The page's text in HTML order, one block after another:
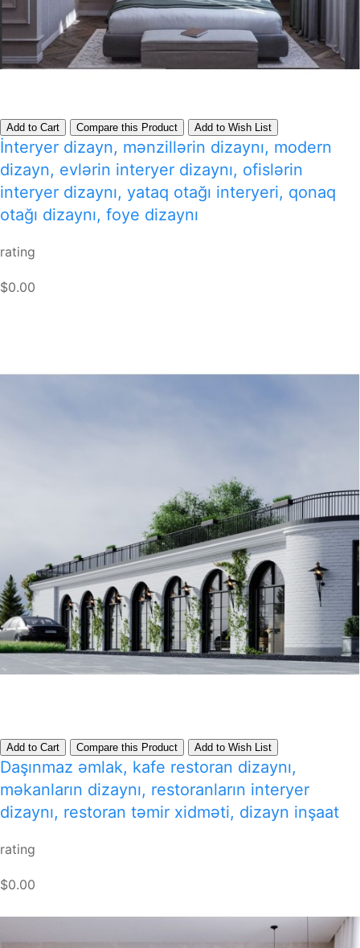
Add to Cart Compare this Product Add to Wish List
İnteryer dizayn, mənzillərin dizaynı, modern
dizayn, evlərin interyer dizaynı, ofislərin
interyer dizaynı, yataq otağı interyeri, qonaq
otağı dizaynı, foye dizaynı
rating
$0.00
Add to Cart Compare this Product Add to Wish List
Daşınmaz əmlak, kafe restoran dizaynı,
məkanların dizaynı, restoranların interyer
dizaynı, restoran təmir xidməti, dizayn inşaat
rating
$0.00